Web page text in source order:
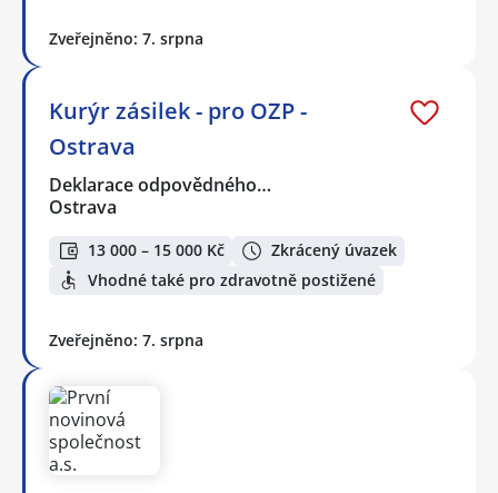
Zveřejněno: 7. srpna
Kurýr zásilek - pro OZP -
Ostrava
Deklarace odpovědného…
Ostrava
13 000 – 15 000 Kč
Zkrácený úvazek
Vhodné také pro zdravotně postižené
Zveřejněno: 7. srpna